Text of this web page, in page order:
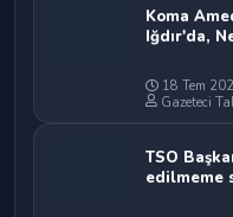
Koma
Iğdır'da,
18 Tem
Gazeteci
TSO
edilmeme